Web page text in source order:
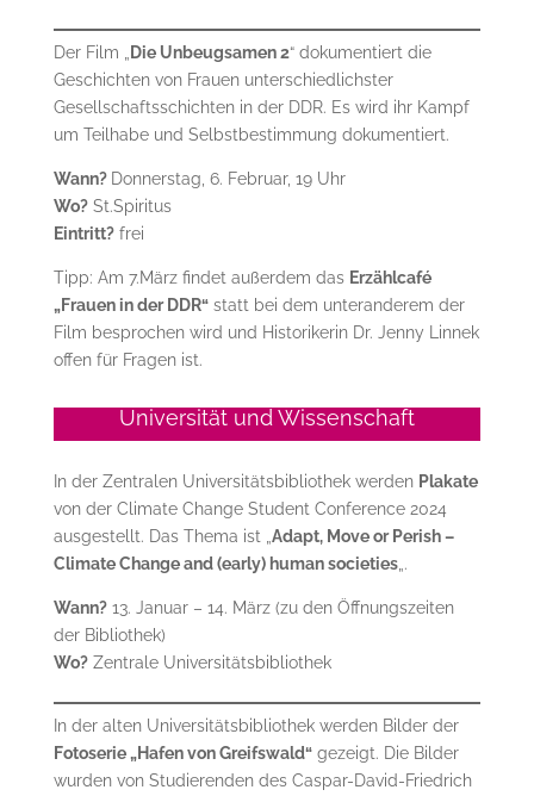
Der Film „ Die Unbeugsamen 2“ dokumentiert die
Geschichten von Frauen unterschiedlichster
Gesellschaftsschichten in der DDR. Es wird ihr Kampf
um Teilhabe und Selbstbestimmung dokumentiert.
Wann? Donnerstag, 6. Februar, 19 Uhr
Wo?St.Spiritus
Eintritt?frei
Tipp: Am 7.März findet außerdem das Erzählcafé
„Frauen in der DDR“statt bei dem unteranderem der
Film besprochen wird und Historikerin Dr. Jenny Linnek
offen für Fragen ist.
Universität und Wissenschaft
In der Zentralen Universitätsbibliothek werden Plakate
von der Climate Change Student Conference 2024
ausgestellt. Das Thema ist „ Adapt, Move or Perish –
Climate Change and (early) human societies„.
Wann?13. Januar – 14. März (zu den Öffnungszeiten
der Bibliothek)
Wo?Zentrale Universitätsbibliothek
In der alten Universitätsbibliothek werden Bilder der
Fotoserie „Hafen von Greifswald“gezeigt. Die Bilder
wurden von Studierenden des Caspar-David-Friedrich